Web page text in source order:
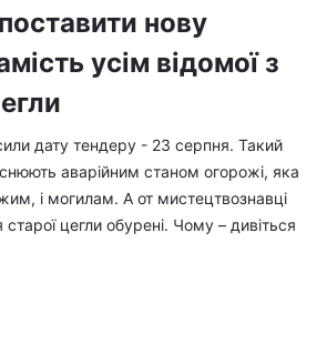
нову
усім відомої з
дату тендеру - 23 серпня. Такий
аварійним станом огорожі, яка
і могилам. А от мистецтвознавці
цегли обурені. Чому – дивіться